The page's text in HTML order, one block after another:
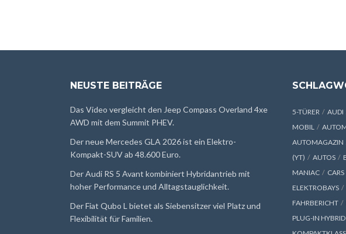
NEUSTE BEITRÄGE
Das Video vergleicht den Jeep Compass Overland 4xe
AWD mit dem Summit PHEV.
Der neue Mercedes GLA 2026 ist ein Elektro-
Kompakt-SUV ab 48.600 Euro.
Der Audi RS 5 Avant kombiniert Hybridantrieb mit
hoher Performance und Alltagstauglichkeit.
Der Fiat Qubo L bietet als Siebensitzer viel Platz und
Flexibilität für Familien.
5-TÜRER AUDI
MOBIL
AUTOMAGAZIN
(YT)
AUTOS
MANIAC
CARS
ELEKTROBAYS
FAHRBERICHT
PLUG-IN HYBRID